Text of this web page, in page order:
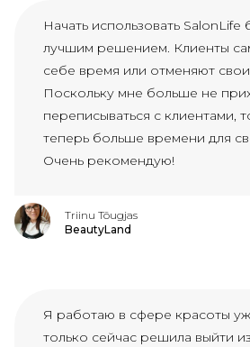
Начать использовать
лучшим решением. Клиенты
себе время или отменяют
Поскольку мне больше не
переписываться с клиентами,
теперь больше времени для
Очень рекомендую!
Triinu Tõugjas
BeautyLand
Я работаю в сфере красоты
только сейчас решила выйти